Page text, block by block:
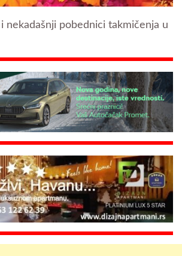
nekadašnji pobednici takmičenja u